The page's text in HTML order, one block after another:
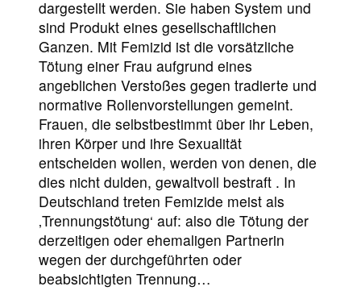
dargestellt werden. Sie haben System und
sind Produkt eines gesellschaftlichen
Ganzen. Mit Femizid ist die vorsätzliche
Tötung einer Frau aufgrund eines
angeblichen Verstoßes gegen tradierte und
normative Rollenvorstellungen gemeint.
Frauen, die selbstbestimmt über ihr Leben,
ihren Körper und ihre Sexualität
entscheiden wollen, werden von denen, die
dies nicht dulden, gewaltvoll bestraft . In
Deutschland treten Femizide meist als
‚Trennungstötung‘ auf: also die Tötung der
derzeitigen oder ehemaligen Partnerin
wegen der durchgeführten oder
beabsichtigten Trennung…